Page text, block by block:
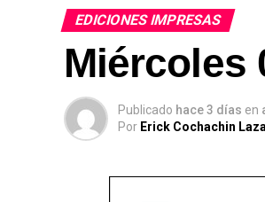
EDICIONES IMPRESAS
Miércoles
Publicado hace 3 días en
Por Erick Cochachin